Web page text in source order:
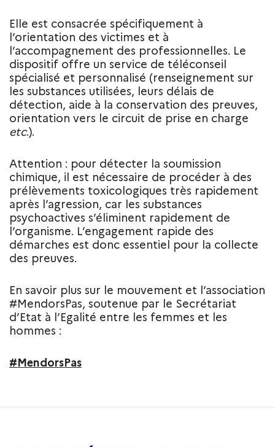
Elle est consacrée spécifiquement à
l’orientation des victimes et à
l’accompagnement des professionnelles. Le
dispositif offre un service de téléconseil
spécialisé et personnalisé (renseignement sur
les substances utilisées, leurs délais de
détection, aide à la conservation des preuves,
orientation vers le circuit de prise en charge
etc.).
Attention : pour détecter la soumission
chimique, il est nécessaire de procéder à des
prélèvements toxicologiques très rapidement
après l’agression, car les substances
psychoactives s’éliminent rapidement de
l’organisme. L’engagement rapide des
démarches est donc essentiel pour la collecte
des preuves.
En savoir plus sur le mouvement et l’association
#MendorsPas, soutenue par le Secrétariat
d’Etat à l’Egalité entre les femmes et les
hommes :
#MendorsPas